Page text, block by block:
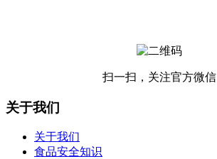
扫一扫，关注官方微信
关于我们
关于我们
食品安全知识